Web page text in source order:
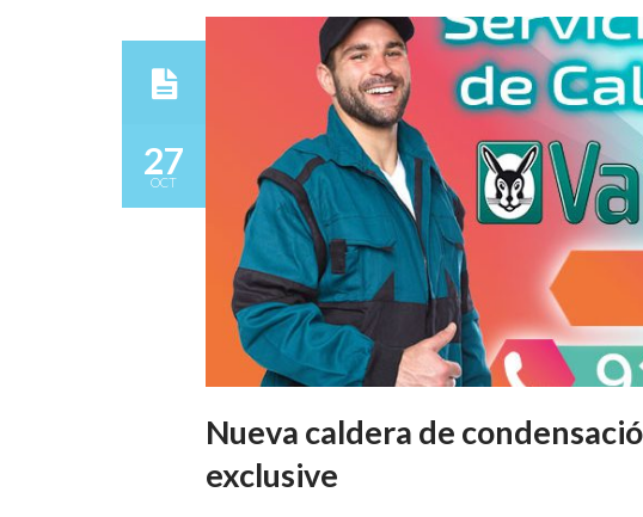
27
OCT
Nueva caldera de
exclusive